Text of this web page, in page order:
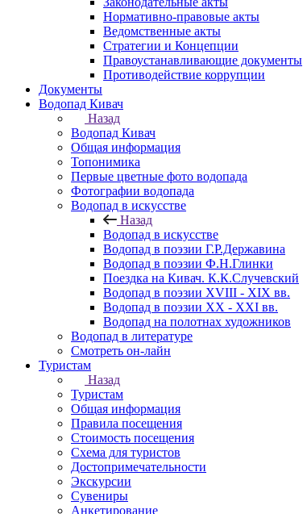
Нормативно-правовые акты
Ведомственные акты
Стратегии и Концепции
Правоустанавливающие документы
Противодействие коррупции
Документы
Водопад Кивач
Назад
Водопад Кивач
Общая информация
Топонимика
Первые цветные фото водопада
Фотографии водопада
Водопад в искусстве
Назад
Водопад в искусстве
Водопад в поэзии Г.Р.Державина
Водопад в поэзии Ф.Н.Глинки
Поездка на Кивач. К.К.Случевский
Водопад в поэзии XVIII - XIX вв.
Водопад в поэзии XX - XXI вв.
Водопад на полотнах художников
Водопад в литературе
Смотреть он-лайн
Туристам
Назад
Туристам
Общая информация
Правила посещения
Стоимость посещения
Схема для туристов
Достопримечательности
Экскурсии
Сувениры
Анкетирование